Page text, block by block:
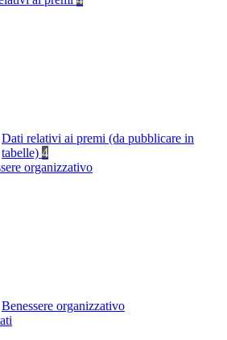
Dati relativi ai premi (da pubblicare in
tabelle) 4
organizzativo
Benessere organizzativo